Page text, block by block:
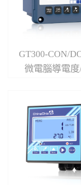
GT300-CON/
微電腦導電